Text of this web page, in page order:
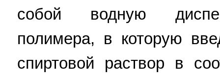
собой водную
полимера, в которую
спиртовой раствор в